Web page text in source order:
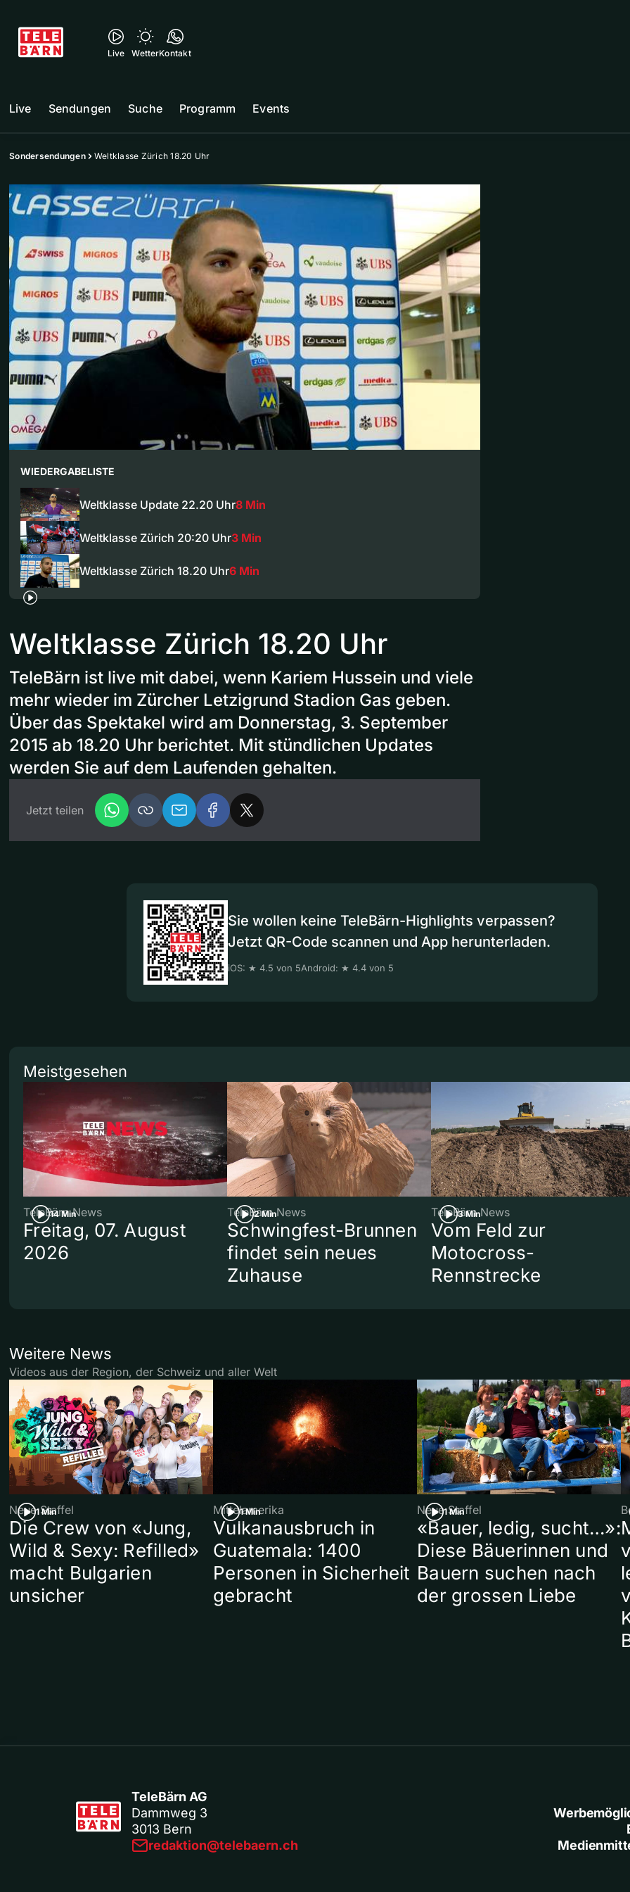
Live WetterKontakt
Live Sendungen Suche Programm Events
Sondersendungen Weltklasse Zürich 18.20 Uhr
WIEDERGABELISTE
Weltklasse Update 22.20 Uhr8 Min
Weltklasse Zürich 20:20 Uhr3 Min
Weltklasse Zürich 18.20 Uhr6 Min
Weltklasse Zürich 18.20 Uhr
TeleBärn ist live mit dabei, wenn Kariem Hussein und viele
mehr wieder im Zürcher Letzigrund Stadion Gas geben.
Über das Spektakel wird am Donnerstag, 3. September
2015 ab 18.20 Uhr berichtet. Mit stündlichen Updates
werden Sie auf dem Laufenden gehalten.
Jetzt teilen
Sie wollen keine TeleBärn-Highlights verpassen?
Jetzt QR-Code scannen und App herunterladen.
iOS: ★ 4.5 von 5Android: ★ 4.4 von 5
Meistgesehen
14 Min
TeleBärn News
Freitag, 07. August
2026
2 Min
TeleBärn News
Schwingfest-Brunnen
findet sein neues
Zuhause
3 Min
TeleBärn News
Vom Feld zur
Motocross-
Rennstrecke
Weitere News
Videos aus der Region, der Schweiz und aller Welt
1 Min
Neue Staffel
Die Crew von «Jung,
Wild & Sexy: Refilled»
macht Bulgarien
unsicher
1 Min
Mittelamerika
Vulkanausbruch in
Guatemala: 1400
Personen in Sicherheit
gebracht
1 Min
Neue Staffel
«Bauer, ledig, sucht…»:
Diese Bäuerinnen und
Bauern suchen nach
der grossen Liebe
TeleBärn AG
Dammweg 3
3013 Bern
redaktion@telebaern.ch